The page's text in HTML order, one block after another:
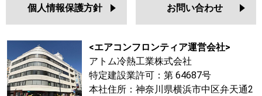
個人情報保護方針 お問い合わせ
<エアコンフロンティア運営会社>
アトム冷熱工業株式会社
特定建設業許可：第 64687号
本社住所：神奈川県横浜市中区弁天通2